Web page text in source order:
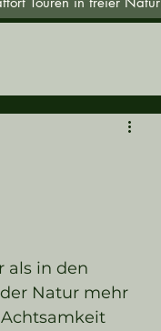
als in den
Natur mehr